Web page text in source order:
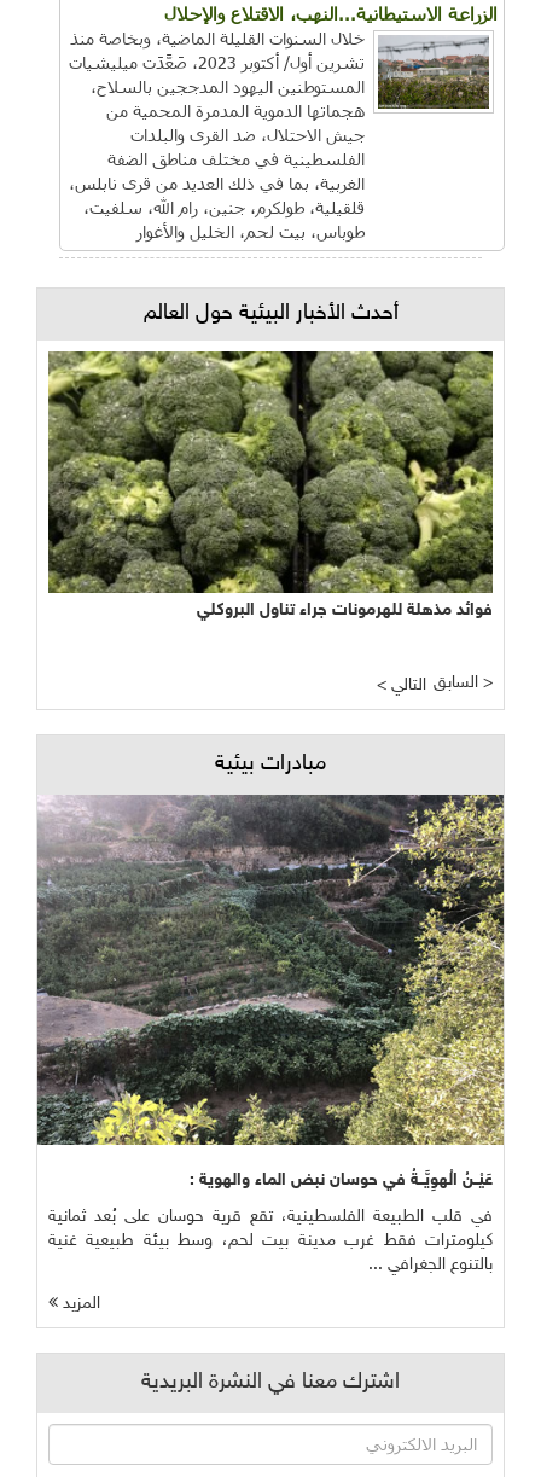
الزراعة الاستيطانية...النهب، الاقتلاع والإحلال
خلال السنوات القليلة الماضية، وبخاصة منذ
تشرين أول/ أكتوبر 2023، صَعَّدَت ميليشيات
المستوطنين اليهود المدججين بالسلاح،
هجماتها الدموية المدمرة المحمية من
جيش الاحتلال، ضد القرى والبلدات
الفلسطينية في مختلف مناطق الضفة
الغربية، بما في ذلك العديد من قرى نابلس،
قلقيلية، طولكرم، جنين، رام الله، سلفيت،
طوباس، بيت لحم، الخليل والأغوار
أحدث الأخبار البيئية حول العالم
فوائد مذهلة للهرمونات جراء تناول البروكلي
< التالي السابق >
مبادرات بيئية
عَيْــنُ الْهوِيَّــةُ في حوسان نبض الماء والهوية :
في قلب الطبيعة الفلسطينية، تقع قرية حوسان على بُعد ثمانية
كيلومترات فقط غرب مدينة بيت لحم، وسط بيئة طبيعية غنية
بالتنوع الجغرافي ...
المزيد
اشترك معنا في النشرة البريدية